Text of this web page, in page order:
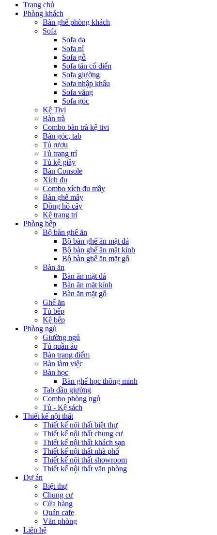
Trang chủ
Phòng khách
Bàn ghế phòng khách
Sofa
Sofa da
Sofa nỉ
Sofa gỗ
Sofa tân cổ điển
Sofa giường
Sofa nhập khẩu
Sofa văng
Sofa góc
Kệ Tivi
Bàn trà
Combo bàn trà kệ tivi
Bàn góc, tab
Tủ rượu
Tủ trang trí
Tủ kệ giầy
Bàn Console
Xích đu
Combo xích đu mây
Bàn ghế mây
Đồng hồ cây
Kệ trang trí
Phòng bếp
Bộ bàn ghế ăn
Bộ bàn ghế ăn mặt đá
Bộ bàn ghế ăn mặt kính
Bộ bàn ghế ăn mặt gỗ
Bàn ăn
Bàn ăn mặt đá
Bàn ăn mặt kính
Bàn ăn mặt gỗ
Ghế ăn
Tủ bếp
Kệ bếp
Phòng ngủ
Giường ngủ
Tủ quần áo
Bàn trang điểm
Bàn làm việc
Bàn học
Bàn ghế học thông minh
Tab đầu giường
Combo phòng ngủ
Tủ - Kệ sách
Thiết kế nội thất
Thiết kế nội thất biệt thự
Thiết kế nội thất chung cư
Thiết kế nội thất khách sạn
Thiết kế nội thất nhà phố
Thiết kế nội thất showroom
Thiết kế nội thất văn phòng
Dự án
Biệt thự
Chung cư
Cửa hàng
Quán cafe
Văn phòng
Liên hệ